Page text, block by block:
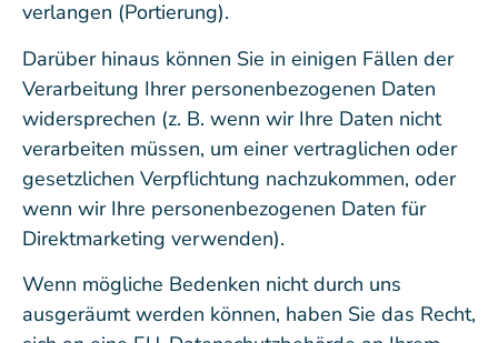
verlangen (Portierung).
Darüber hinaus können Sie in einigen Fällen der
Verarbeitung Ihrer personenbezogenen Daten
widersprechen (z. B. wenn wir Ihre Daten nicht
verarbeiten müssen, um einer vertraglichen oder
gesetzlichen Verpflichtung nachzukommen, oder
wenn wir Ihre personenbezogenen Daten für
Direktmarketing verwenden).
Wenn mögliche Bedenken nicht durch uns
ausgeräumt werden können, haben Sie das Recht,